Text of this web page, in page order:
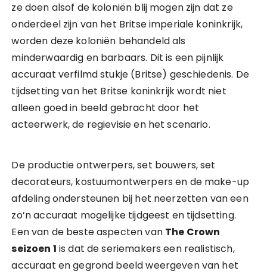
ze doen alsof de koloniën blij mogen zijn dat ze
onderdeel zijn van het Britse imperiale koninkrijk,
worden deze koloniën behandeld als
minderwaardig en barbaars. Dit is een pijnlijk
accuraat verfilmd stukje (Britse) geschiedenis. De
tijdsetting van het Britse koninkrijk wordt niet
alleen goed in beeld gebracht door het
acteerwerk, de regievisie en het scenario.
De productie ontwerpers, set bouwers, set
decorateurs, kostuumontwerpers en de make-up
afdeling ondersteunen bij het neerzetten van een
zo’n accuraat mogelijke tijdgeest en tijdsetting.
Een van de beste aspecten van The Crown
seizoen 1 is dat de seriemakers een realistisch,
accuraat en gegrond beeld weergeven van het